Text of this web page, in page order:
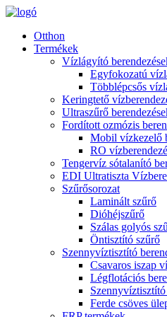
Otthon
Termékek
Vízlágyító
Egyfokozatú
Többlépcsős
Keringtető
Ultraszűrő
Fordított ozmózis
Mobil vízkezelő
RO
Tengervíz sótalanító
EDI Ultratiszta
Szűrősorozat
Laminált szűrő
Dióhéjszűrő
Szálas golyós
Öntisztító szűrő
Szennyvíztisztító
Csavaros iszap
Légflotációs
Ferde csöves